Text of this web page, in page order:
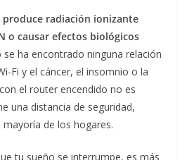
produce radiación ionizante
o causar efectos biológicos
se ha encontrado ninguna relación
Fi y el cáncer, el insomnio o la
el router encendido no es
una distancia de seguridad,
de los hogares.
tu sueño se interrumpe, es más